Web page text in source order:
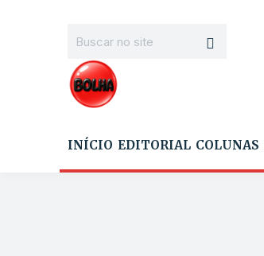
INÍCIO EDITORIAL COLUNAS